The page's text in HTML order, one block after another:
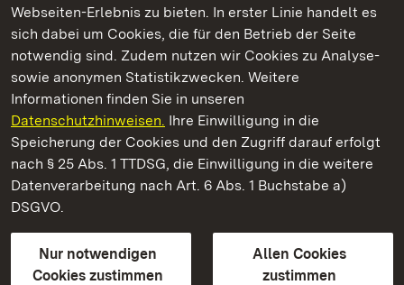
Webseiten-Erlebnis zu bieten. In erster Linie handelt es
sich dabei um Cookies, die für den Betrieb der Seite
notwendig sind. Zudem nutzen wir Cookies zu Analyse-
sowie anonymen Statistikzwecken. Weitere
Informationen finden Sie in unseren
Datenschutzhinweisen. Ihre Einwilligung in die
Speicherung der Cookies und den Zugriff darauf erfolgt
nach § 25 Abs. 1 TTDSG, die Einwilligung in die weitere
Datenverarbeitung nach Art. 6 Abs. 1 Buchstabe a)
DSGVO.
Nur notwendigen
Cookies zustimmen
Allen Cookies
zustimmen
Kommen. Staunen. Genießen.
Schloss Solitude
Staatliche Schlösser und Gärten Baden-Württemberg
Kontakt
GebärdenspracheLeichte Sprache
Erklärung zur Barrierefreiheit
BITV-konform (geprüfte Seiten)